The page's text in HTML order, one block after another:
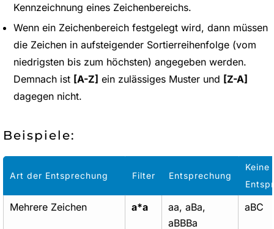
Kennzeichnung eines Zeichenbereichs.
Wenn ein Zeichenbereich festgelegt wird, dann müssen
die Zeichen in aufsteigender Sortierreihenfolge (vom
niedrigsten bis zum höchsten) angegeben werden.
Demnach ist [A-Z] ein zulässiges Muster und [Z-A]
dagegen nicht.
Beispiele:
Art der Entsprechung Filter Entsprechung
Keine
Mehrere Zeichen a*a
aa, aBa,
aBBBa
aBC